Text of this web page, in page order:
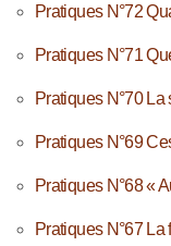
Pratiques N°72
Pratiques N°71
Pratiques N°70
Pratiques N°69
Pratiques N°68 «
Pratiques N°67